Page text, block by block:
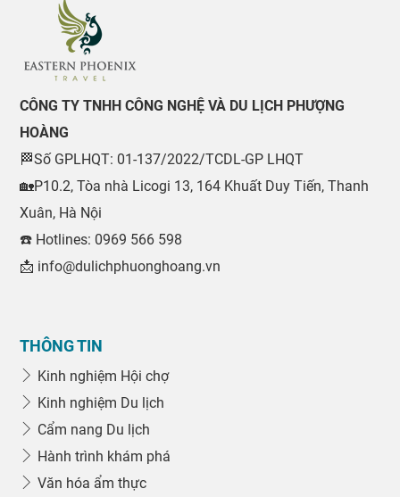
CÔNG TY TNHH CÔNG NGHỆ VÀ DU LỊCH PHƯỢNG
HOÀNG
🏁Số GPLHQT: 01-137/2022/TCDL-GP LHQT
🏡P10.2, Tòa nhà Licogi 13, 164 Khuất Duy Tiến, Thanh
Xuân, Hà Nội
☎️ Hotlines: 0969 566 598
📩 info@dulichphuonghoang.vn
THÔNG TIN
Kinh nghiệm Hội chợ
Kinh nghiệm Du lịch
Cẩm nang Du lịch
Hành trình khám phá
Văn hóa ẩm thực